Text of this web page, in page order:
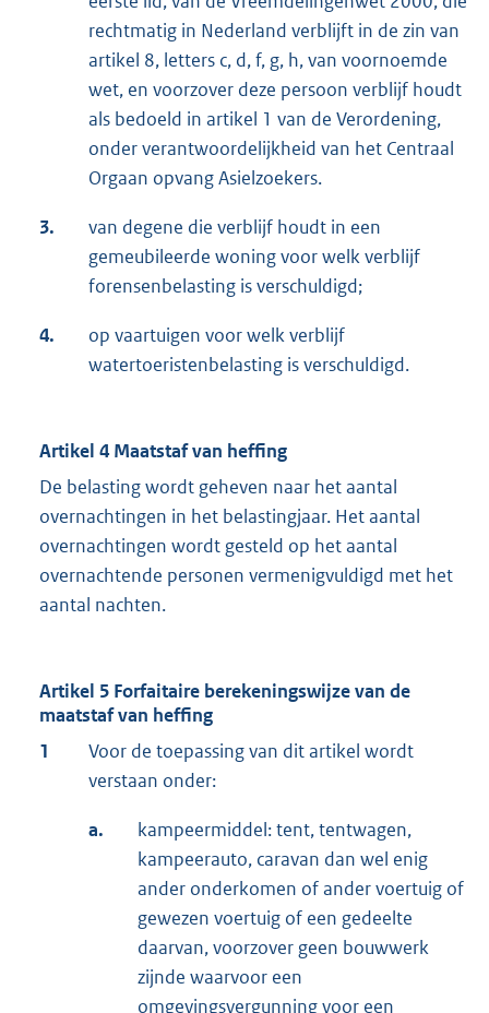
rechtmatig in Nederland verblijft in de zin van
artikel 8, letters c, d, f, g, h, van voornoemde
wet, en voorzover deze persoon verblijf houdt
als bedoeld in artikel 1 van de Verordening,
onder verantwoordelijkheid van het Centraal
Orgaan opvang Asielzoekers.
3.
van degene die verblijf houdt in een
gemeubileerde woning voor welk verblijf
forensenbelasting is verschuldigd;
4.
op vaartuigen voor welk verblijf
watertoeristenbelasting is verschuldigd.
Artikel 4 Maatstaf van heffing
De belasting wordt geheven naar het aantal
overnachtingen in het belastingjaar. Het aantal
overnachtingen wordt gesteld op het aantal
overnachtende personen vermenigvuldigd met het
aantal nachten.
Artikel 5 Forfaitaire berekeningswijze van de
maatstaf van heffing
1
Voor de toepassing van dit artikel wordt
verstaan onder:
a.
kampeermiddel: tent, tentwagen,
kampeerauto, caravan dan wel enig
ander onderkomen of ander voertuig of
gewezen voertuig of een gedeelte
daarvan, voorzover geen bouwwerk
zijnde waarvoor een
omgevingsvergunning voor een